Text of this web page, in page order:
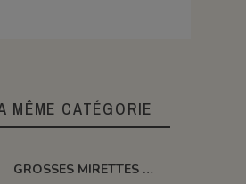
MÊME CATÉGORIE
GROSSES MIRETTES COURTES FIL COUPANT H.18 CM